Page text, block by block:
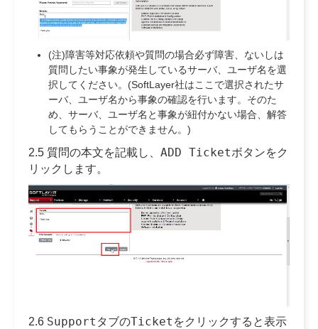
(注)障害等対応依頼や質問の場合必ず障害、ないしは
質問したい事象が発生しているサーバ、ユーザ名を選
択してください。(SoftLayer社はここで選択されたサ
ーバ、ユーザ名から事象の確認を行います。そのた
め、サーバ、ユーザ名と事象が紐付かない場合、解答
してもらうことができません。)
2.5 質問の本文を記載し、 ADD Ticketボタンをク
リックします。
2.6 Support タブのTicket をクリックすると表示